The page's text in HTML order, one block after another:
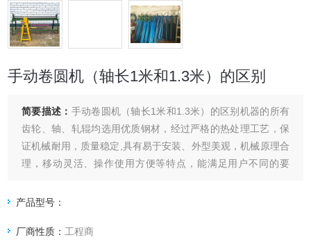
手动卷圆机（轴长1米和1.3米）的区别
简要描述： 手动卷圆机（轴长1米和1.3米）的区别机器的所有
齿轮、轴、轧辊均选用优质钢材，经过严格的热处理工艺，保
证机械耐用，质量稳定,具有易于安装、外型美观，机械原理合
理，移动灵活、操作使用方便等特点，能满足用户不同的要
产品型号：
厂商性质： 工程商